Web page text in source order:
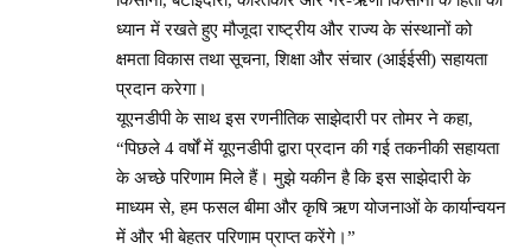
ध्यान में रखते हुए मौजूदा राष्ट्रीय और राज्य के संस्थानों को
क्षमता विकास तथा सूचना, शिक्षा और संचार (आईईसी) सहायता
प्रदान करेगा।
यूएनडीपी के साथ इस रणनीतिक साझेदारी पर तोमर ने कहा,
“पिछले 4 वर्षों में यूएनडीपी द्वारा प्रदान की गई तकनीकी सहायता
के अच्छे परिणाम मिले हैं। मुझे यकीन है कि इस साझेदारी के
माध्यम से, हम फसल बीमा और कृषि ऋण योजनाओं के कार्यान्वयन
में और भी बेहतर परिणाम प्राप्त करेंगे।”